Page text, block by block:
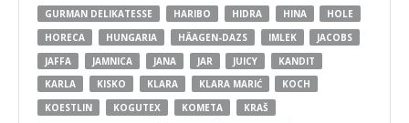
GURMAN DELIKATESSE
HARIBO HIDRA HINA
HOLE
HORECA
HUNGARIA HÄAGEN-DAZS IMLEK
JACOBS
JAFFA
JAMNICA JANA JAR JUICY
KANDIT
KARLA
KISKO KLARA KLARA MARIĆ
KOCH
KOESTLIN
KOGUTEX KOMETA
KRAŠ